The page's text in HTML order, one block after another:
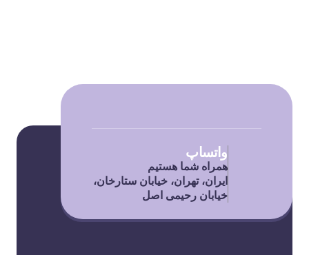
ایران، تهران، خیابان ستارخان،
خیابان رحیمی اصل
واتساپ
همراه شما هستیم